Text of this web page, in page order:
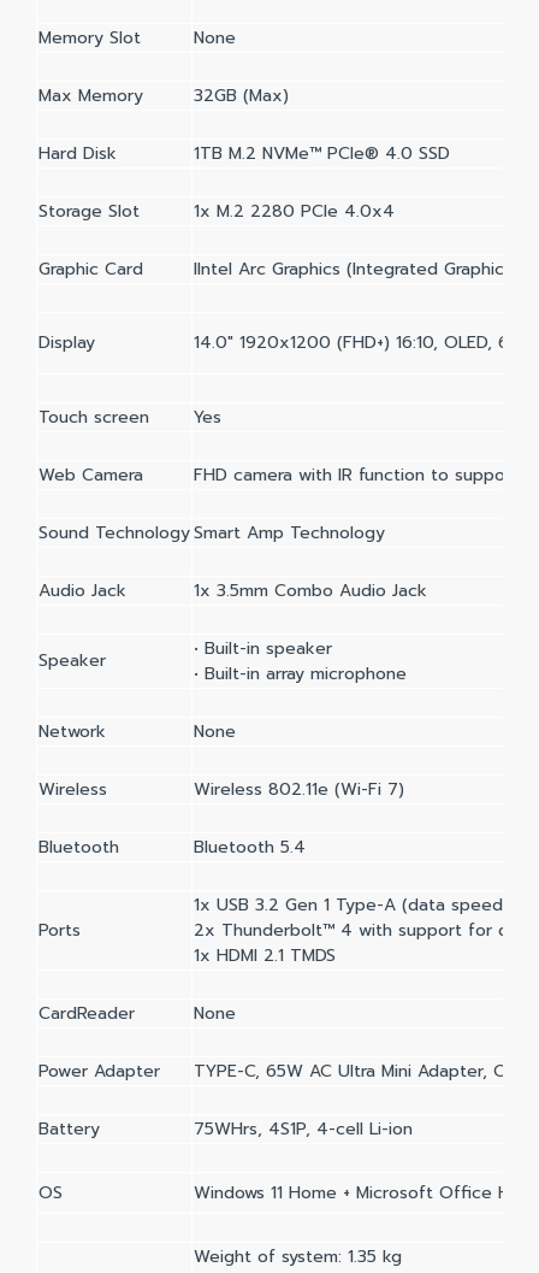
Memory Slot None
Max Memory 32GB (Max)
Hard Disk 1TB M.2 NVMe™ PCIe® 4.0 SSD
Storage Slot 1x M.2 2280 PCIe 4.0x4
Graphic Card IIntel Arc Graphics (Integrated Graphics)
Display 14.0" 1920x1200 (FHD+) 16:10, OLED,
Touch screen Yes
Web Camera FHD camera with IR function to support
Sound TechnologySmart Amp Technology
Audio Jack 1x 3.5mm Combo Audio Jack
Speaker
• Built-in speaker
• Built-in array microphone
Network None
Wireless Wireless 802.11e (Wi-Fi 7)
Bluetooth Bluetooth 5.4
Ports
1x USB 3.2 Gen 1 Type-A (data speed up
2x Thunderbolt™ 4 with support for
1x HDMI 2.1 TMDS
CardReader None
Power Adapter TYPE-C, 65W AC Ultra Mini Adapter,
Battery 75WHrs, 4S1P, 4-cell Li-ion
OS Windows 11 Home + Microsoft Office
Weight of system: 1.35 kg